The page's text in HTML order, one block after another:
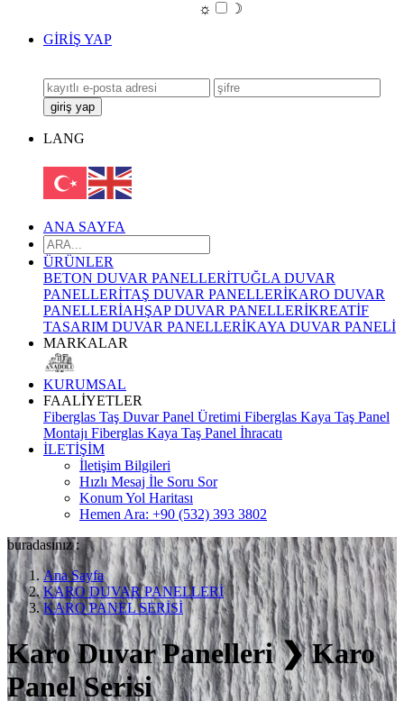
☼
☽
GİRİŞ YAP
LANG
ANA SAYFA
ÜRÜNLER
BETON DUVAR PANELLERİTUĞLA DUVAR
PANELLERİTAŞ DUVAR PANELLERİKARO DUVAR
PANELLERİAHŞAP DUVAR PANELLERİKREATİF
TASARIM DUVAR PANELLERİKAYA DUVAR PANELİ
MARKALAR
KURUMSAL
FAALİYETLER
Fiberglas Taş Duvar Panel Üretimi Fiberglas Kaya Taş Panel
Montajı Fiberglas Kaya Taş Panel İhracatı
İLETİŞİM
İletişim Bilgileri
Hızlı Mesaj İle Soru Sor
Konum Yol Haritası
Hemen Ara: +90 (532) 393 3802
buradasınız :
Ana Sayfa
KARO DUVAR PANELLERİ
KARO PANEL SERİSİ
Karo Duvar Panelleri ❯ Karo
Panel Serisi